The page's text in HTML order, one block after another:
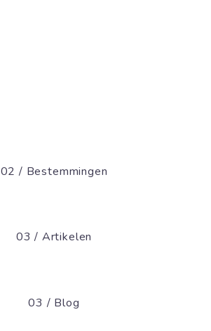
02 / Bestemmingen
03 / Artikelen
03 / Blog